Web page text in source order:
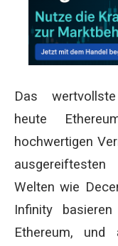
Das
heute
hochwertigen
ausgereiftesten
Welten wie
Infinity
Ethereum,